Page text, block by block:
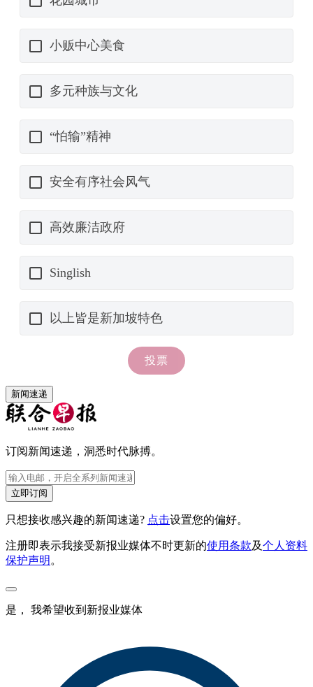
新闻速递
订阅新闻速递，洞悉时代脉搏。
立即订阅
只想接收感兴趣的新闻速递? 点击设置您的偏好。
注册即表示我接受新报业媒体不时更新的使用条款及个人资料
保护声明 。
是， 我希望收到新报业媒体